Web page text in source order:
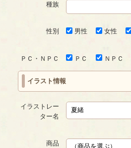
種族
性別 男性 女性
ＰＣ・ＮＰＣ ＰＣ ＮＰＣ
イラスト情報
イラストレー
ター名
商品